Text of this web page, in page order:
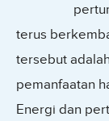
terus
tersebut
pemanfaatan
Energi dan